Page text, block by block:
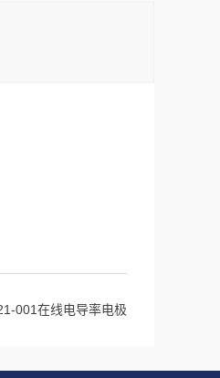
001在线电导率电极